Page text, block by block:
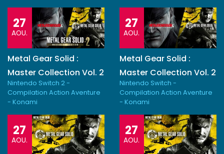
27
AOU.
Metal Gear Solid :
Master Collection Vol. 2
Nintendo Switch 2 -
Compilation Action Aventure
- Konami
27
AOU.
Metal Gear Solid :
Master Collection Vol. 2
Nintendo Switch -
Compilation Action Aventure
- Konami
27
AOU.
27
AOU.